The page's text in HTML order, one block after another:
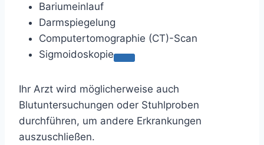
Bariumeinlauf
Darmspiegelung
Computertomographie (CT)-Scan
Sigmoidoskopie
Ihr Arzt wird möglicherweise auch
Blutuntersuchungen oder Stuhlproben
durchführen, um andere Erkrankungen
auszuschließen.